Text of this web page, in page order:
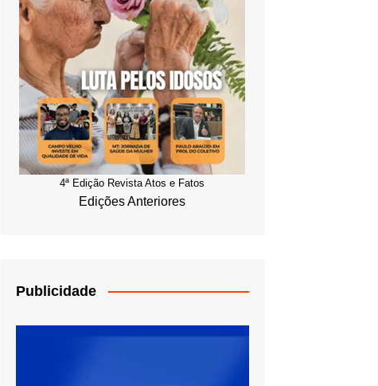
4ª Edição Revista Atos e Fatos
Edições Anteriores
Publicidade